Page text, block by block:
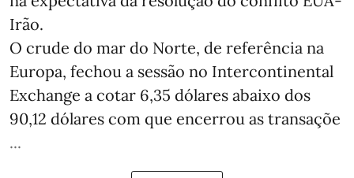
Irão.
O crude do mar do Norte, de referência na
Europa, fechou a sessão no Intercontinental
Exchange a cotar 6,35 dólares abaixo dos
90,12 dólares com que encerrou as transaçõe
...